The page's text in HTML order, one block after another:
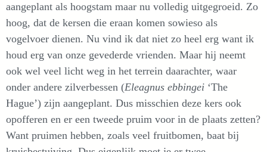
aangeplant als hoogstam maar nu volledig uitgegroeid. Zo
hoog, dat de kersen die eraan komen sowieso als
vogelvoer dienen. Nu vind ik dat niet zo heel erg want ik
houd erg van onze gevederde vrienden. Maar hij neemt
ook wel veel licht weg in het terrein daarachter, waar
onder andere zilverbessen (Eleagnus ebbingei ‘The
Hague’) zijn aangeplant. Dus misschien deze kers ook
opofferen en er een tweede pruim voor in de plaats zetten?
Want pruimen hebben, zoals veel fruitbomen, baat bij